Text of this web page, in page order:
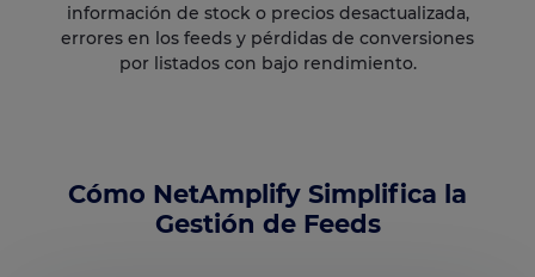
información de stock o precios desactualizada,
errores en los feeds y pérdidas de conversiones
por listados con bajo rendimiento.
Cómo NetAmplify Simplifica la
Gestión de Feeds